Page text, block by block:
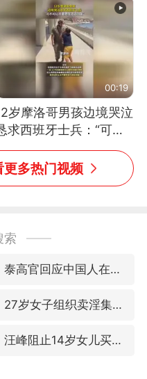
00:19
岁摩洛哥男孩边境哭泣
求西班牙士兵：“可不
以不要把我遣返回国”
多热门视频
索
泰高官回应中国人在泰遭歧视：全面调查
27岁女子组织卖淫集团被悬赏通缉
汪峰阻止14岁女儿买大牌